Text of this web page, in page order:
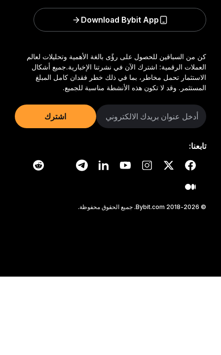
كن من السباقين للحصول على رؤًى بالغة الأهمية وتحليلات لعالم
العملات الرقمية: اشترك الآن في نشرتنا الإخبارية.جميع أشكال
الاستثمار تحمل مخاطر، بما في ذلك خطر فقدان كامل المبلغ
المستثمر. وقد لا تكون هذه الأنشطة مناسبة للجميع.
اشترك
تابعنا:
© 2018-2026 Bybit.com. جميع الحقوق محفوظة.
Download Bybit App